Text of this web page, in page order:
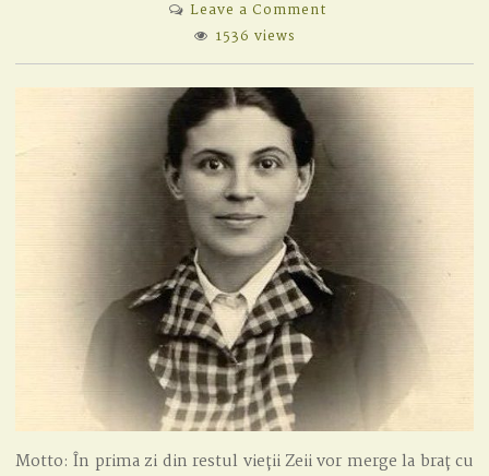
Leave a Comment
NEMURITORI,
POEȚI
UITAȚI,
POEȚI
CONFUNDAȚI
1536 views
Motto: În prima zi din restul vieții Zeii vor merge la braț cu